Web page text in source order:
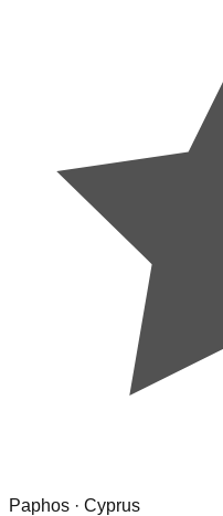
Paphos · Cyprus